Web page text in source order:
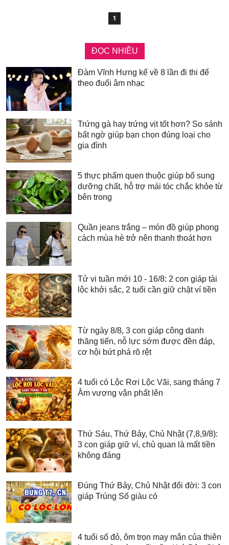
1
ĐỌC NHIỀU
Đàm Vĩnh Hưng kể về 8 lần đi thi để
theo đuổi âm nhạc
Trứng gà hay trứng vịt tốt hơn? So sánh
bất ngờ giúp bạn chọn đúng loại cho
gia đình
5 thực phẩm quen thuộc giúp bổ sung
dưỡng chất, hỗ trợ mái tóc chắc khỏe từ
bên trong
Quần jeans trắng – món đồ giúp phong
cách mùa hè trở nên thanh thoát hơn
Tử vi tuần mới 10 - 16/8: 2 con giáp tài
lộc khởi sắc, 2 tuổi cần giữ chặt ví tiền
Từ ngày 8/8, 3 con giáp công danh
thăng tiến, nỗ lực sớm được đền đáp,
cơ hội bứt phá rõ rệt
4 tuổi có Lộc Rơi Lộc Vãi, sang tháng 7
Âm vượng vận phất lên
Thứ Sáu, Thứ Bảy, Chủ Nhật (7,8,9/8):
3 con giáp giữ ví, chủ quan là mất tiền
không đáng
Đúng Thứ Bảy, Chủ Nhật đổi đời: 3 con
giáp Trúng Số giàu có
4 tuổi số đỏ, ôm trọn may mắn của thiên